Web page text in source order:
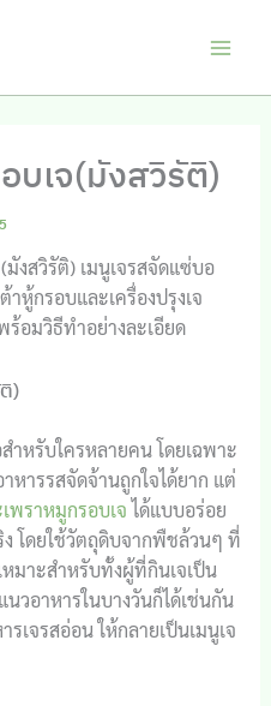
บเจ(มังสวิรัติ)
งสวิรัติ) เมนูเจรสจัดแซ่บอ
หู้กรอบและเครื่องปรุงเจ
อมวิธีทำอย่างละเอียด
)
ำหรับใครหลายคน โดยเฉพาะ
หารรสจัดจ้านถูกใจได้ยาก แต่
พราหมูกรอบเจได้แบบอร่อย
ง โดยใช้วัตถุดิบจากพืชล้วนๆ ที่
มาะสำหรับทั้งผู้ที่กินเจเป็น
วอาหารในบางวันก็ได้เช่นกัน
เจรสอ่อน ให้กลายเป็นเมนูเจ